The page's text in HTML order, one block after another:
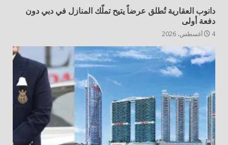
دانوب العقارية تُطلق عرضاً يتيح تملّك المنازل في دبي دون
دفعة أولى
4 أغسطس، 2026